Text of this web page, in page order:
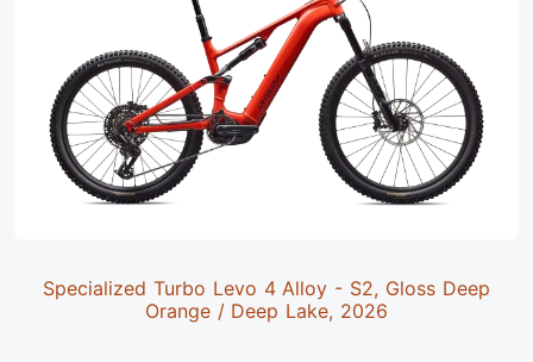
Specialized Turbo Levo 4 Alloy - S2, Gloss Deep
Orange / Deep Lake, 2026